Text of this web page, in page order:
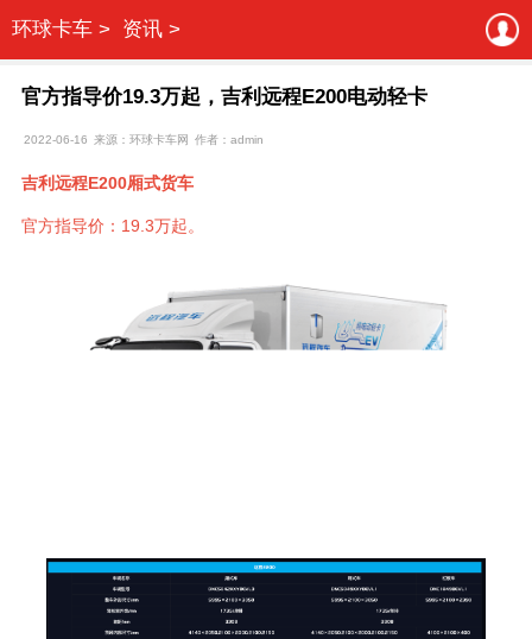
环球卡车 > 资讯 >
官方指导价19.3万起，吉利远程E200电动轻卡
2022-06-16 来源：环球卡车网 作者：admin
吉利远程E200厢式货车
官方指导价：19.3万起。